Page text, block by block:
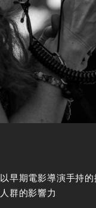
以早期電影導演手持
人群的影響力